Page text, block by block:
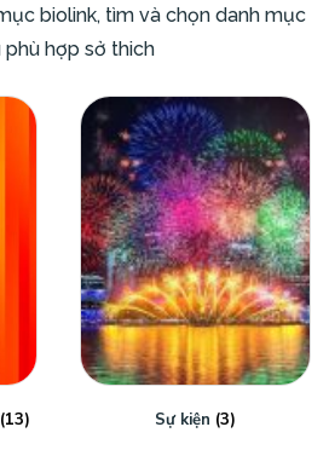
biolink, tìm và chọn danh mục
phù hợp sở thich
(13) Sự kiện (3)